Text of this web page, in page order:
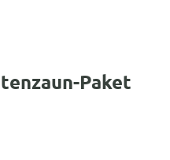
Paket